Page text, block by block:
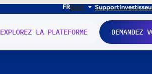
FRENIT Support
EXPLOREZ LA PLATEFORME DEMANDEZ